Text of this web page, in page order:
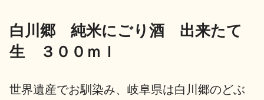
歳時記 地酒蔵元会検定
白川郷 純米にごり酒 出来たて
生 ３００ｍｌ
世界遺産でお馴染み、岐阜県は白川郷のどぶ